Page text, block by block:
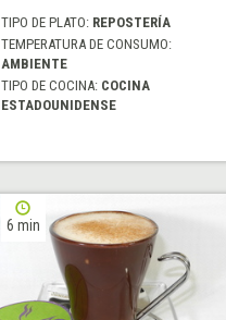
TIPO DE PLATO: REPOSTERÍA
TEMPERATURA DE CONSUMO:
AMBIENTE
TIPO DE COCINA: COCINA
ESTADOUNIDENSE
6 min